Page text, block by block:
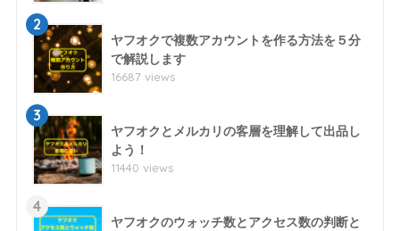
2
ヤフオクで複数アカウントを作る方法を５分
で解説します
16687 views
3
ヤフオクとメルカリの客層を理解して出品し
よう！
11440 views
4
ヤフオクのウォッチ数とアクセス数の判断と